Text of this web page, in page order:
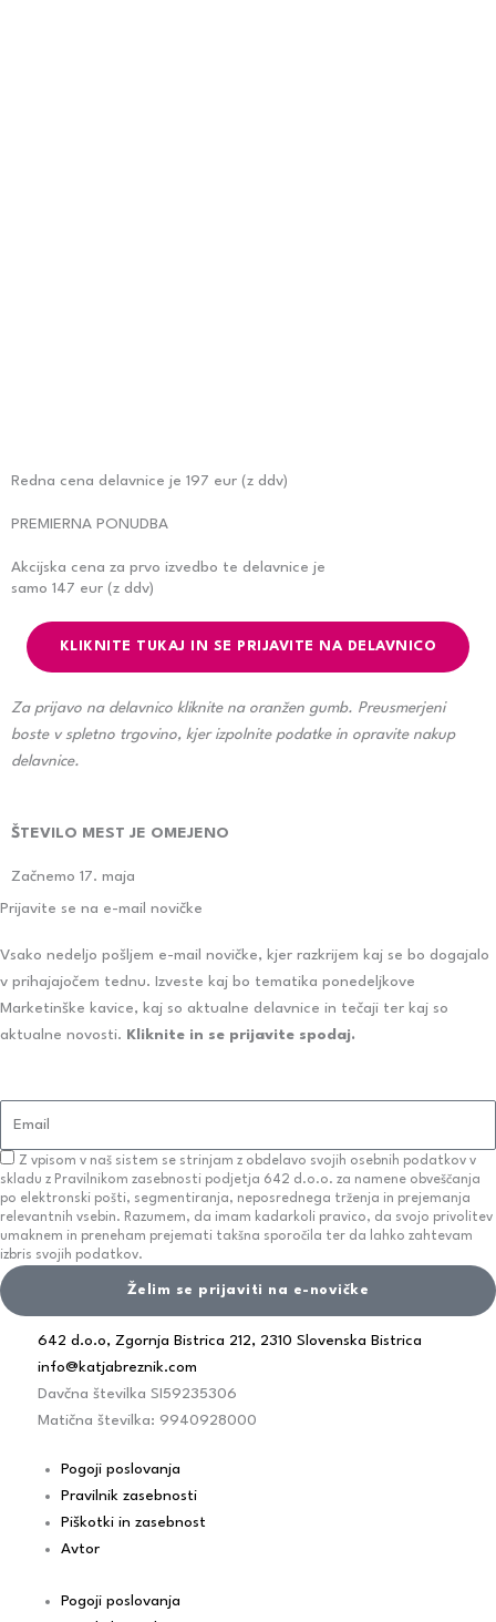
Redna cena delavnice je 197 eur (z ddv)
PREMIERNA PONUDBA
Akcijska cena za prvo izvedbo te delavnice je
samo 147 eur (z ddv)
KLIKNITE TUKAJ IN SE PRIJAVITE NA DELAVNICO
Za prijavo na delavnico kliknite na oranžen gumb. Preusmerjeni
boste v spletno trgovino, kjer izpolnite podatke in opravite nakup
delavnice.
ŠTEVILO MEST JE OMEJENO
Začnemo 17. maja
Prijavite se na e-mail novičke
Vsako nedeljo pošljem e-mail novičke, kjer razkrijem kaj se bo dogajalo
v prihajajočem tednu. Izveste kaj bo tematika ponedeljkove
Marketinške kavice, kaj so aktualne delavnice in tečaji ter kaj so
aktualne novosti. Kliknite in se prijavite spodaj.
Z vpisom v naš sistem se strinjam z obdelavo svojih osebnih podatkov v
skladu z Pravilnikom zasebnosti podjetja 642 d.o.o. za namene obveščanja
po elektronski pošti, segmentiranja, neposrednega trženja in prejemanja
relevantnih vsebin. Razumem, da imam kadarkoli pravico, da svojo privolitev
umaknem in preneham prejemati takšna sporočila ter da lahko zahtevam
izbris svojih podatkov.
Želim se prijaviti na e-novičke
Facebook-
square
Instagram
Linkedin
Youtube
642 d.o.o, Zgornja Bistrica 212, 2310 Slovenska Bistrica
info@katjabreznik.com
Davčna številka SI59235306
Matična številka: 9940928000
Pogoji poslovanja
Pravilnik zasebnosti
Piškotki in zasebnost
Avtor
Pogoji poslovanja